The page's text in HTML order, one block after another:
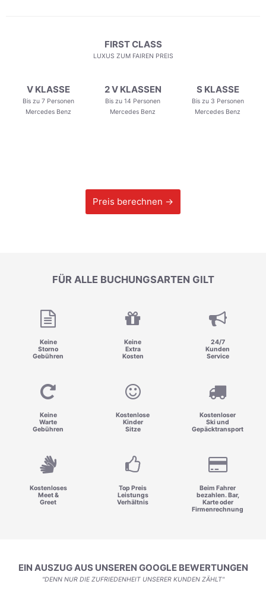
FIRST CLASS
LUXUS ZUM FAIREN PREIS
V KLASSE
Bis zu 7 Personen
Mercedes Benz
2 V KLASSEN
Bis zu 14 Personen
Mercedes Benz
S KLASSE
Bis zu 3 Personen
Mercedes Benz
Preis berechnen →
FÜR ALLE BUCHUNGSARTEN GILT
Keine
Storno
Gebühren
Keine
Extra
Kosten
24/7
Kunden
Service
Keine
Warte
Gebühren
Kostenlose
Kinder
Sitze
Kostenloser
Ski und
Gepäcktransport
Kostenloses
Meet &
Greet
Top Preis
Leistungs
Verhältnis
Beim Fahrer
bezahlen. Bar,
Karte oder
Firmenrechnung
EIN AUSZUG AUS UNSEREN GOOGLE BEWERTUNGEN
"DENN NUR DIE ZUFRIEDENHEIT UNSERER KUNDEN ZÄHLT"